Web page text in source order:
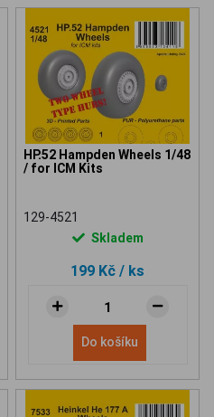
HP.52 Hampden Wheels 1/48
/ for ICM Kits
129-4521
Skladem
199 Kč / ks
Do košíku